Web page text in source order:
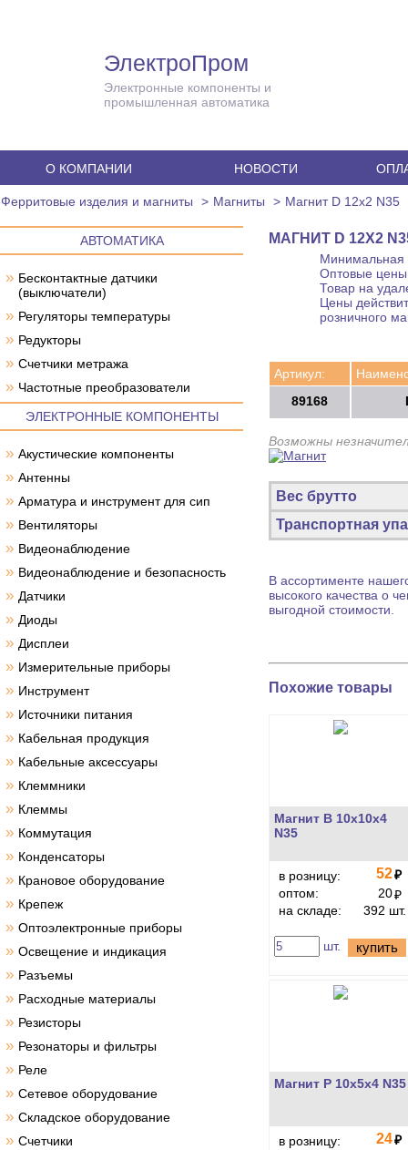
ЭлектроПром
Электронные компоненты и
промышленная автоматика
О КОМПАНИИ НОВОСТИ
Ферритовые изделия и магниты Магниты Магнит D 12x2 N35
АВТОМАТИКА
» Бесконтактные датчики
(выключатели)
» Регуляторы температуры
» Редукторы
» Счетчики метража
» Частотные преобразователи
ЭЛЕКТРОННЫЕ КОМПОНЕНТЫ
» Акустические компоненты
» Антенны
» Арматура и инструмент для сип
» Вентиляторы
» Видеонаблюдение
» Видеонаблюдение и безопасность
» Датчики
» Диоды
» Дисплеи
» Измерительные приборы
» Инструмент
» Источники питания
» Кабельная продукция
» Кабельные аксессуары
» Клеммники
» Клеммы
» Коммутация
» Конденсаторы
» Крановое оборудование
» Крепеж
» Оптоэлектронные приборы
» Освещение и индикация
» Разъемы
» Расходные материалы
» Резисторы
» Резонаторы и фильтры
» Реле
» Сетевое оборудование
» Складское оборудование
» Счетчики
МАГНИТ D 12X2
Минимальная
Оптовые цены
Товар на
Цены
розничного
Артикул:
89168
Возможны
Вес брутто
Транспортная
В ассортименте
высокого качества о
выгодной стоимости.
Похожие товары
Магнит B 10x10x4
N35
в розницу: 52₽
оптом:
20₽
на складе:
392 шт.
шт. купить
Магнит P 10x5x4 N35
в розницу: 24₽